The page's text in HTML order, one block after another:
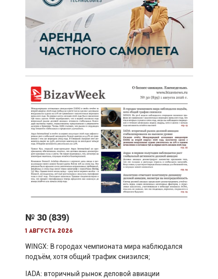
№ 30 (839)
1 августа 2026
WINGX: В городах чемпионата мира наблюдался
подъём, хотя общий трафик снизился;
IADA: вторичный рынок деловой авиации